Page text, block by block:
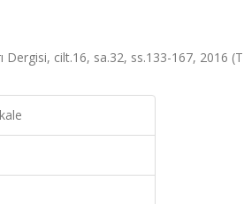
Dergisi, cilt.16, sa.32, ss.133-167, 2016